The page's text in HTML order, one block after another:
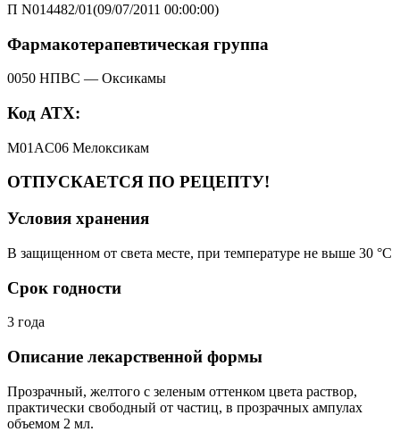
П N014482/01(09/07/2011 00:00:00)
Фармакотерапевтическая группа
0050 НПВС — Оксикамы
Код АТХ:
M01AC06 Мелоксикам
ОТПУСКАЕТСЯ ПО РЕЦЕПТУ!
Условия хранения
В защищенном от света месте, при температуре не выше 30 °C
Срок годности
3 года
Описание лекарственной формы
Прозрачный, желтого с зеленым оттенком цвета раствор,
практически свободный от частиц, в прозрачных ампулах
объемом 2 мл.